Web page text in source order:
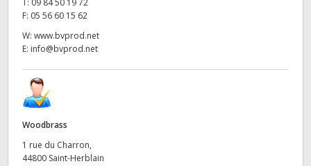
T: 09 84 50 19 72
F: 05 56 60 15 62
W: www.bvprod.net
E: info@bvprod.net
Woodbrass
1 rue du Charron,
44800 Saint-Herblain